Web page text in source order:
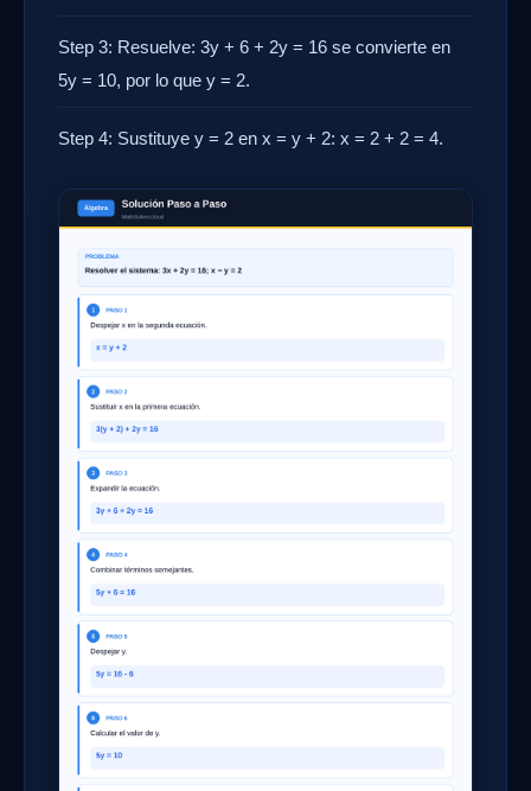
Step 3: Resuelve: 3y + 6 + 2y = 16 se convierte en
5y = 10, por lo que y = 2.
Step 4: Sustituye y = 2 en x = y + 2: x = 2 + 2 = 4.